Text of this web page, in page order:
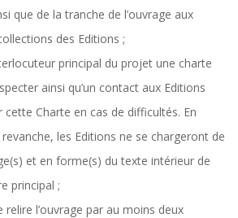
que de la tranche de l’ouvrage aux
des Editions ;
principal du projet une charte
ainsi qu’un contact aux Editions
cette Charte en cas de difficultés. En
les Editions ne se chargeront de
et en forme(s) du texte intérieur de
principal ;
relire l’ouvrage par au moins deux